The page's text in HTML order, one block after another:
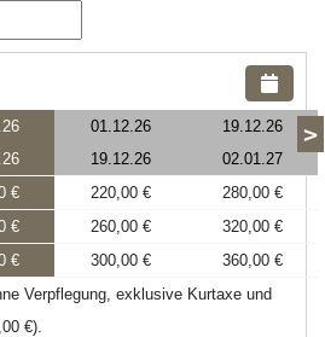
>
01.12.26
19.12.26
19.12.26
02.01.27
€ 220,00 €
280,00 €
€ 260,00 €
320,00 €
€ 300,00 €
360,00 €
Verpflegung, exklusive Kurtaxe und
€).